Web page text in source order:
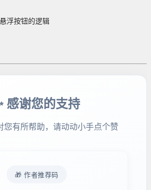
浮按钮的逻辑
感谢您的支持
您有所帮助，请动动小手点个赞
🎁 作者推荐码